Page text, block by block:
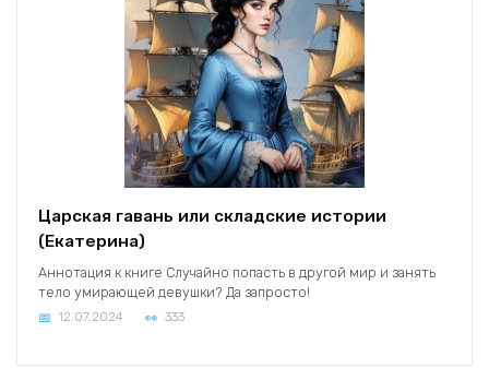
Царская гавань или складские истории
(Екатерина)
Аннотация к книге Случайно попасть в другой мир и занять
тело умирающей девушки? Да запросто!
12.07.2024 333